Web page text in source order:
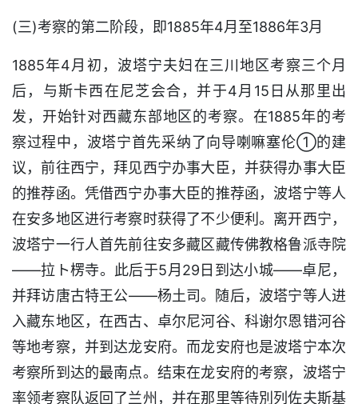
(三)考察的第二阶段，即1885年4月至1886年3月
1885年4月初，波塔宁夫妇在三川地区考察三个月
后，与斯卡西在尼芝会合，并于4月15日从那里出
发，开始针对西藏东部地区的考察。在1885年的考
察过程中，波塔宁首先采纳了向导喇嘛塞伦①的建
议，前往西宁，拜见西宁办事大臣，并获得办事大臣
的推荐函。凭借西宁办事大臣的推荐函，波塔宁等人
在安多地区进行考察时获得了不少便利。离开西宁，
波塔宁一行人首先前往安多藏区藏传佛教格鲁派寺院
——拉ト楞寺。此后于5月29日到达小城——卓尼，
并拜访唐古特王公——杨土司。随后，波塔宁等人进
入藏东地区，在西古、卓尔尼河谷、科谢尔恩错河谷
等地考察，并到达龙安府。而龙安府也是波塔宁本次
考察所到达的最南点。结束在龙安府的考察，波塔宁
率领考察队返回了兰州，并在那里等待別列佐夫斯基